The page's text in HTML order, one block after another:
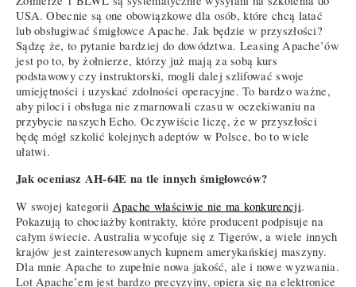
USA. Obecnie są one obowiązkowe dla osób, które chcą latać
lub obsługiwać śmigłowce Apache. Jak będzie w przyszłości?
Sądzę że, to pytanie bardziej do dowództwa. Leasing Apache’ów
jest po to, by żołnierze, którzy już mają za sobą kurs
podstawowy czy instruktorski, mogli dalej szlifować swoje
umiejętności i uzyskać zdolności operacyjne. To bardzo ważne,
aby piloci i obsługa nie zmarnowali czasu w oczekiwaniu na
przybycie naszych Echo. Oczywiście liczę, że w przyszłości
będę mógł szkolić kolejnych adeptów w Polsce, bo to wiele
ułatwi.
Jak oceniasz AH-64E na tle innych śmigłowców?
W swojej kategorii Apache właściwie nie ma konkurencji.
Pokazują to chociażby kontrakty, które producent podpisuje na
całym świecie. Australia wycofuje się z Tigerów, a wiele innych
krajów jest zainteresowanych kupnem amerykańskiej maszyny.
Dla mnie Apache to zupełnie nowa jakość, ale i nowe wyzwania.
Lot Apache’em jest bardzo precyzyjny, opiera się na elektronice